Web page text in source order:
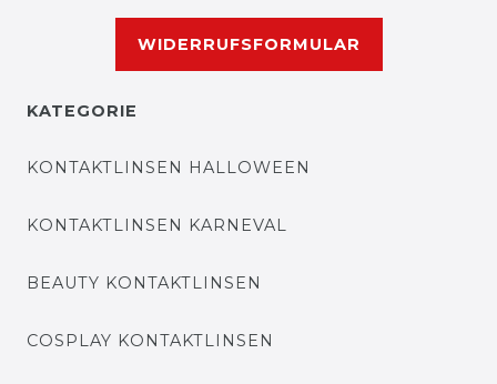
WIDERRUFSFORMULAR
KATEGORIE
KONTAKTLINSEN HALLOWEEN
KONTAKTLINSEN KARNEVAL
BEAUTY KONTAKTLINSEN
COSPLAY KONTAKTLINSEN